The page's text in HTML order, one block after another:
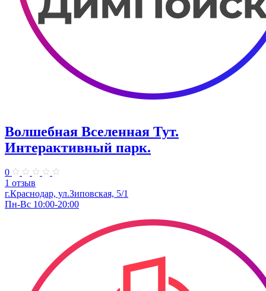
Волшебная Вселенная Тут.
Интерактивный парк.
0
1 отзыв
г.Краснодар, ул.Зиповская, 5/1
Пн-Вс 10:00-20:00